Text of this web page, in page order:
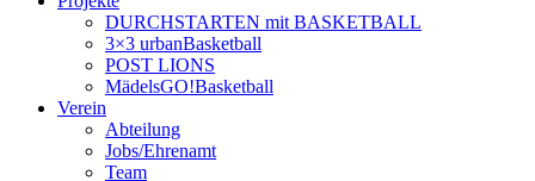
DURCHSTARTEN mit BASKETBALL
3×3 urbanBasketball
POST LIONS
MädelsGO!Basketball
Verein
Abteilung
Jobs/Ehrenamt
Team